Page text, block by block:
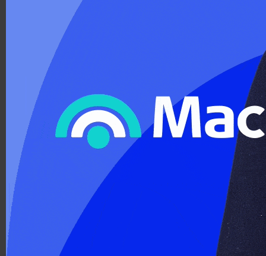
ÚLTIMO MOMENTO :
El PAyS presentó un proyecto para crear un sistema de
prevención del riesgo hidrológico en la cuenca del río Uruguay
›